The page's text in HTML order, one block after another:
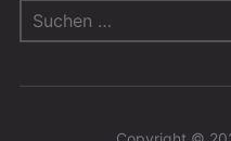
Suchen
nach: